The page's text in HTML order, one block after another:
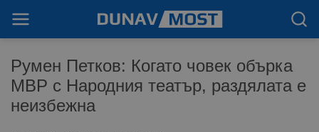
Румен Петков: Когато човек обърка
МВР с Народния театър, раздялата е
неизбежна